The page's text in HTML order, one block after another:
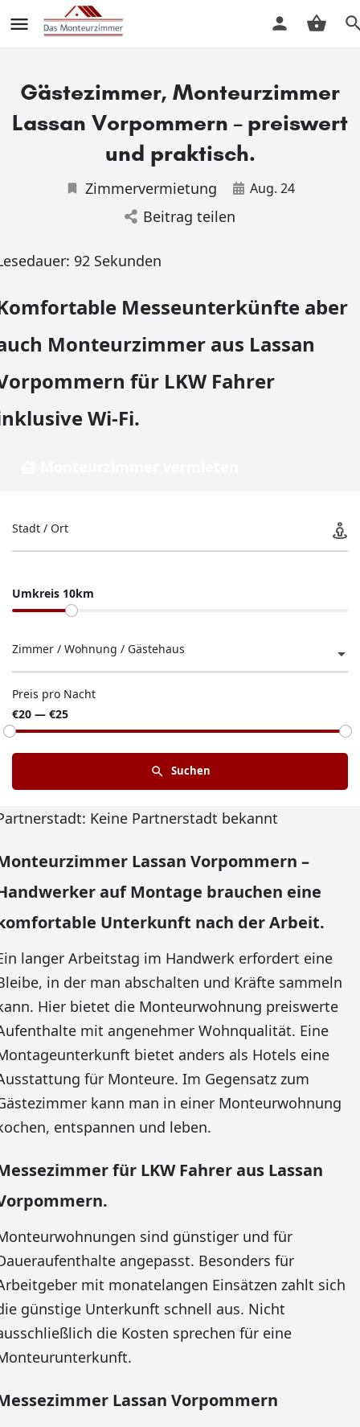
Gästezimmer, Monteurzimmer
Lassan Vorpommern – preiswert
und praktisch.
Zimmervermietung Aug. 24
Beitrag teilen
92 Sekunden
Messeunterkünfte aber
Monteurzimmer aus Lassan
für LKW Fahrer
Wi-Fi.
Stadt / Ort
Umkreis 10km
Zimmer / Wohnung / Gästehaus
Preis pro Nacht
€20 — €25
Suchen
Keine Partnerstadt bekannt
Lassan Vorpommern –
auf Montage brauchen eine
Unterkunft nach der Arbeit.
langer Arbeitstag im Handwerk erfordert eine
in der man abschalten und Kräfte sammeln
Hier bietet die Monteurwohnung preiswerte
mit angenehmer Wohnqualität. Eine
bietet anders als Hotels eine
für Monteure. Im Gegensatz zum
kann man in einer Monteurwohnung
entspannen und leben.
für LKW Fahrer aus Lassan
sind günstiger und für
angepasst. Besonders für
mit monatelangen Einsätzen zahlt sich
günstige Unterkunft schnell aus. Nicht
die Kosten sprechen für eine
Lassan Vorpommern